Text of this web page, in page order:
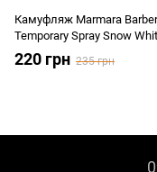
Камуфляж Marmara Barber
Temporary Spray Snow
150мл
220 грн 235 грн